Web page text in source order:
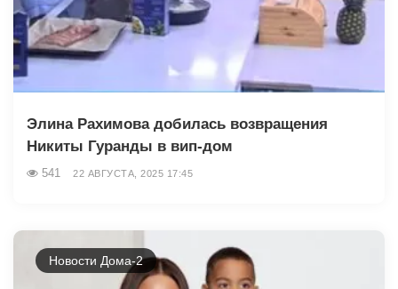
Элина Рахимова добилась возвращения
Никиты Гуранды в вип-дом
541 22 АВГУСТА, 2025 17:45
Новости Дома-2